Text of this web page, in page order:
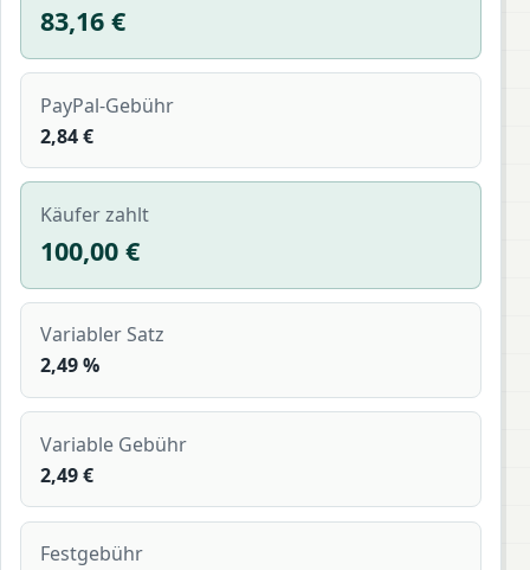
83,16 €
PayPal-Gebühr
2,84 €
Käufer zahlt
100,00 €
Variabler Satz
2,49 %
Variable Gebühr
2,49 €
Festgebühr